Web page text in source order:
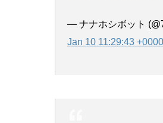
— ナナホシボット
Jan 10 11:29:43